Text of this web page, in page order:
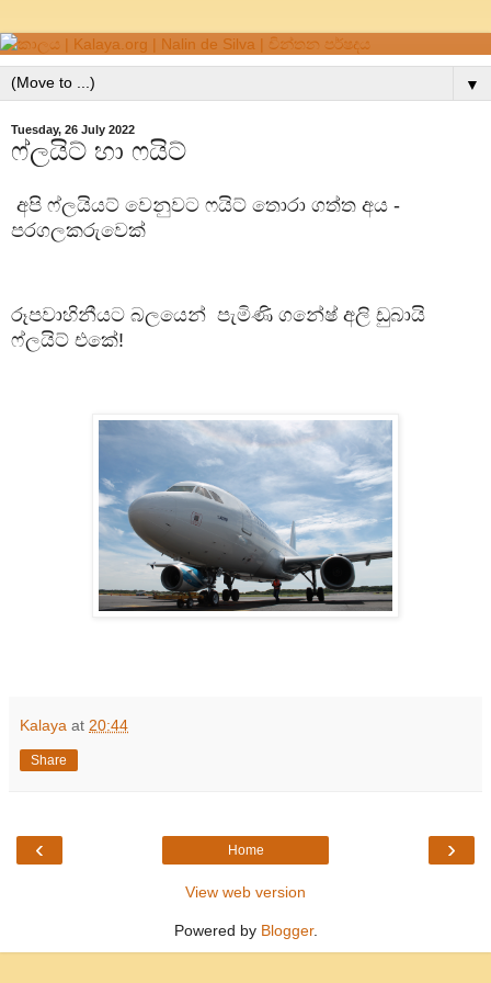
▼
Tuesday, 26 July 2022
ෆ්ලයිට් හා ෆයිට්
අපි ෆ්ලයියට් වෙනුවට ෆයිට් තොරා ගත්ත අය -
පරගලකරුවෙක්
රූපවාහිනීයට බලයෙන් පැමිණි ගනේෂ් අලි ඩුබායි
ෆ්ලයිට් එකේ!
Kalaya at 20:44
Share
‹ ›
Home
View web version
Powered by Blogger.